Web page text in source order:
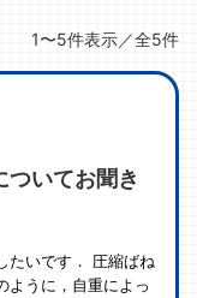
1〜5件表示／全5件
ついてお聞き
たいです． 圧縮ばね
ように，自重によっ